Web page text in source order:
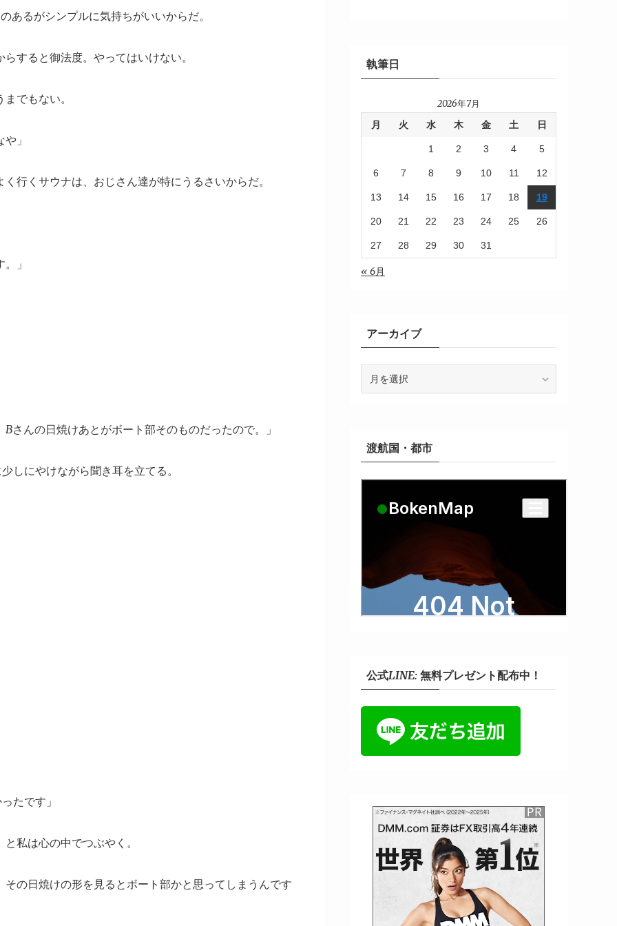
あるがシンプルに気持ちがいいからだ。
すると御法度。やってはいけない。
でもない。
」
行くサウナは、おじさん達が特にうるさいからだ。
」
さんの日焼けあとがボート部そのものだったので。」
しにやけながら聞き耳を立てる。
たです」
私は心の中でつぶやく。
の日焼けの形を見るとボート部かと思ってしまうんです
執筆日
2026年7月
月 火 水 木 金 土 日
1 2 3 4 5
6 7 8 9 10 11 12
13 14 15 16 17 18 19
20 21 22 23 24 25 26
27 28 29 30 31
« 6月
アーカイブ
渡航国・都市
公式LINE: 無料プレゼント配布中！